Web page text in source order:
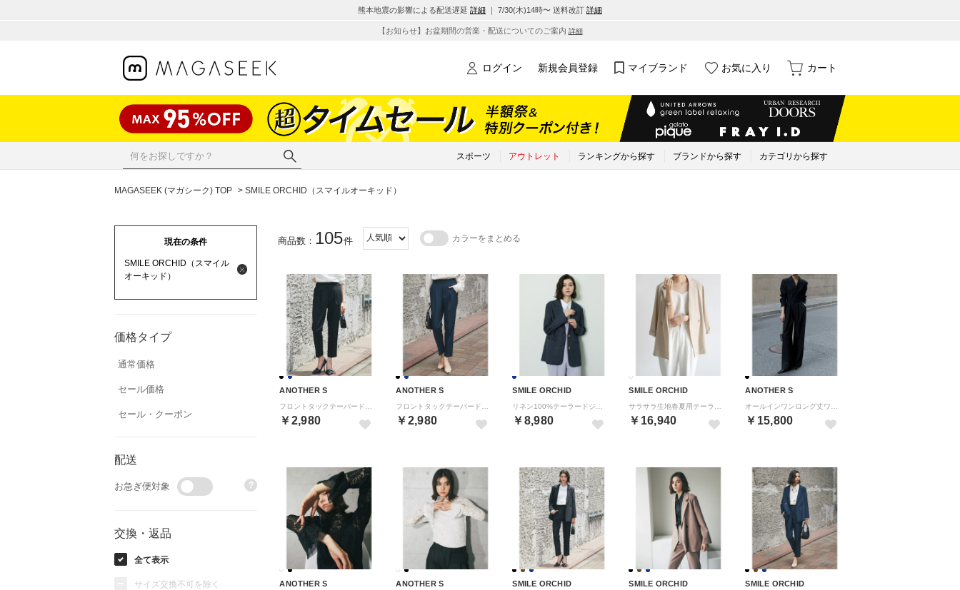
熊本地震の影響による配送遅延 詳細 ｜ 7/30(木)14時〜 送料改訂 詳細
【お知らせ】お盆期間の営業・配送についてのご案内 詳細
ログイン 新規会員登録 マイブランド お気に入り カート
スポーツ アウトレット ランキングから探す ブランドから探す カテゴリから探す
MAGASEEK (マガシーク) TOP > SMILE ORCHID（スマイルオーキッド）
現在の条件
SMILE ORCHID（スマイル
オーキッド）
価格タイプ
通常価格
セール価格
セール・クーポン
配送
お急ぎ便対象 ?
交換・返品
全て表示
サイズ交換不可を除く
商品数： 105件 カラーをまとめる
ANOTHER S
￥2,980
ANOTHER S
￥2,980
SMILE ORCHID
￥8,980
SMILE ORCHID
￥16,940
ANOTHER S
￥15,800
ANOTHER S ANOTHER S SMILE ORCHID SMILE ORCHID SMILE ORCHID